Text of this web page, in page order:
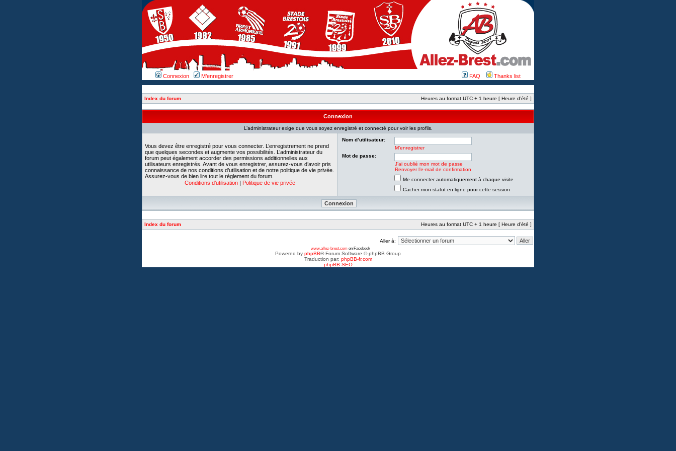
Connexion M’enregistrer FAQ Thanks list
Index du forum Heures au format UTC + 1 heure [ Heure d’été ]
Connexion
L’administrateur exige que vous soyez enregistré et connecté pour voir les profils.
Vous devez être enregistré pour vous connecter. L’enregistrement ne prend
que quelques secondes et augmente vos possibilités. L’administrateur du
forum peut également accorder des permissions additionnelles aux
utilisateurs enregistrés. Avant de vous enregistrer, assurez-vous d’avoir pris
connaissance de nos conditions d’utilisation et de notre politique de vie privée.
Assurez-vous de bien lire tout le règlement du forum.
Conditions d’utilisation | Politique de vie privée
Nom d’utilisateur:
M’enregistrer
Mot de passe:
J’ai oublié mon mot de passe
Renvoyer l’e-mail de confirmation
Me connecter automatiquement à chaque visite
Cacher mon statut en ligne pour cette session
Index du forum Heures au format UTC + 1 heure [ Heure d’été ]
Aller à:
www.allez-brest.com on Facebook
Powered by phpBB® Forum Software © phpBB Group
Traduction par: phpBB-fr.com
phpBB SEO